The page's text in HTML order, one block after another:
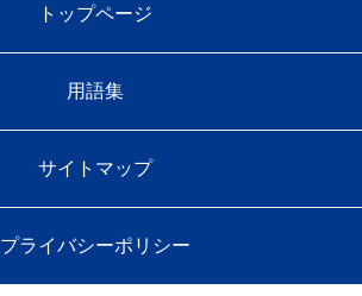
トップページ
用語集
サイトマップ
プライバシーポリシー